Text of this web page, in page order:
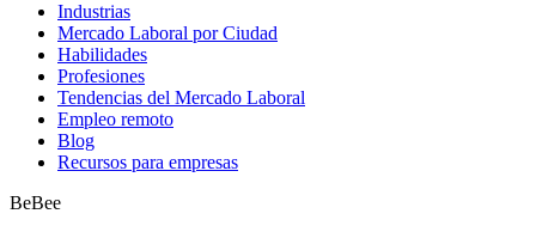
Industrias
Mercado Laboral por Ciudad
Habilidades
Profesiones
Tendencias del Mercado Laboral
Empleo remoto
Blog
Recursos para empresas
BeBee